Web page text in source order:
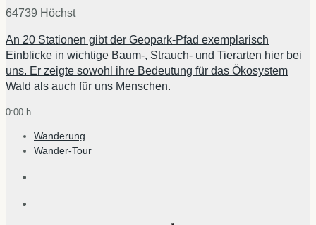
64739 Höchst
An 20 Stationen gibt der Geopark-Pfad exemplarisch
Einblicke in wichtige Baum-, Strauch- und Tierarten hier bei
uns. Er zeigte sowohl ihre Bedeutung für das Ökosystem
Wald als auch für uns Menschen.
0:00 h
Wanderung
Wander-Tour